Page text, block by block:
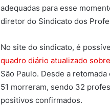
adequadas para esse
diretor do Sindicato dos
No site do sindicato, é
quadro diário atualizado
São Paulo. Desde a
51 morreram, sendo 32
positivos confirmados.